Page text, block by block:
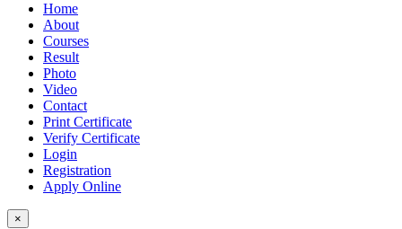
Home
About
Courses
Result
Photo
Video
Contact
Print Certificate
Verify Certificate
Login
Registration
Apply Online
×